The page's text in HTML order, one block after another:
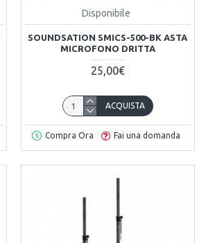
Disponibile
SOUNDSATION SMICS-500-BK ASTA
MICROFONO DRITTA
25,00€
ACQUISTA
Compra Ora Fai una domanda